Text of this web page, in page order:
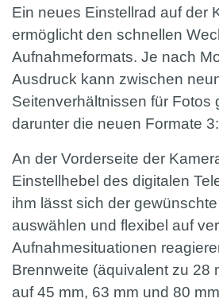
Ein neues Einstellrad auf der
ermöglicht den schnellen
Aufnahmeformats. Je nach
Ausdruck kann zwischen
Seitenverhältnissen für Fotos
darunter die neuen Formate
An der Vorderseite der
Einstellhebel des digitalen
ihm lässt sich der
auswählen und flexibel auf
Aufnahmesituationen
Brennweite (äquivalent zu 28
auf 45 mm, 63 mm und 80